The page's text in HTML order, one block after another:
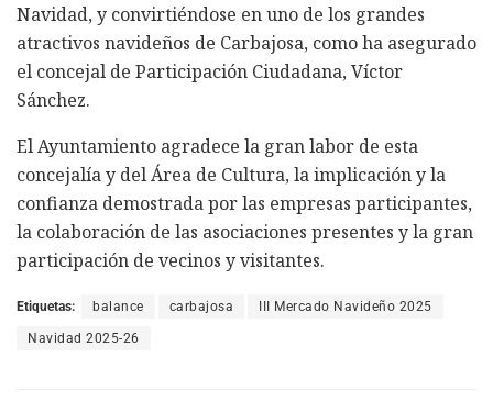
Navidad, y convirtiéndose en uno de los grandes
atractivos navideños de Carbajosa, como ha asegurado
el concejal de Participación Ciudadana, Víctor
Sánchez.
El Ayuntamiento agradece la gran labor de esta
concejalía y del Área de Cultura, la implicación y la
confianza demostrada por las empresas participantes,
la colaboración de las asociaciones presentes y la gran
participación de vecinos y visitantes.
Etiquetas: balance carbajosa III Mercado Navideño 2025
Navidad 2025-26